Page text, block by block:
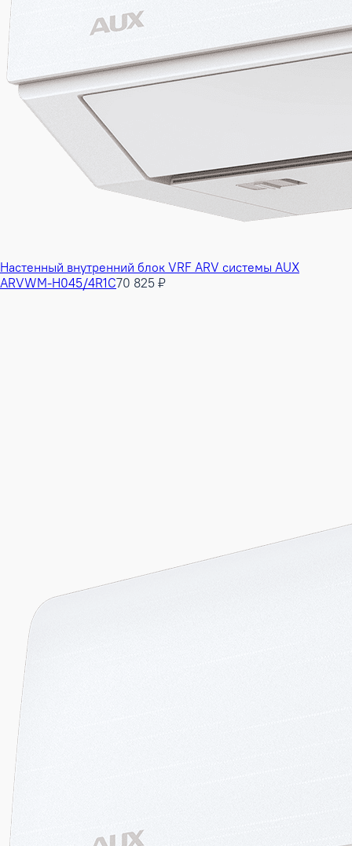
Настенный внутренний блок VRF ARV системы AUX
ARVWM-H045/4R1C70 825 ₽